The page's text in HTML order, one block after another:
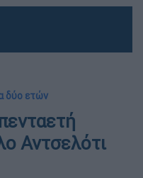
δύο ετών
Αντσελότι